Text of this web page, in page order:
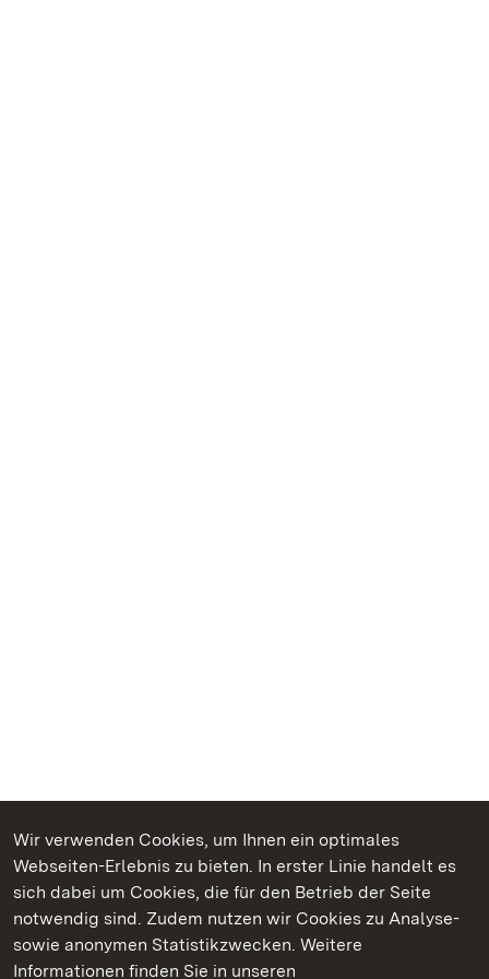
Wir verwenden Cookies, um Ihnen ein optimales
Webseiten-Erlebnis zu bieten. In erster Linie handelt es
sich dabei um Cookies, die für den Betrieb der Seite
notwendig sind. Zudem nutzen wir Cookies zu Analyse-
sowie anonymen Statistikzwecken. Weitere
Informationen finden Sie in unseren
Kommen. Staunen. Genießen.